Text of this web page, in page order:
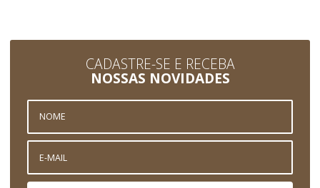
CADASTRE-SE E RECEBA
NOSSAS NOVIDADES